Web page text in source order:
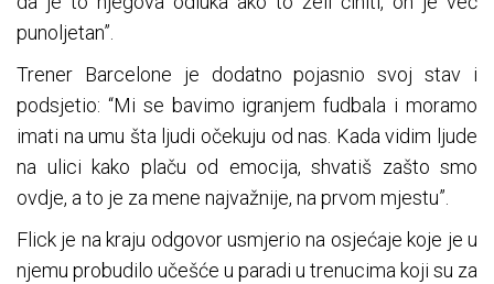
punoljetan”.
Trener Barcelone je dodatno pojasnio svoj stav i
podsjetio: “Mi se bavimo igranjem fudbala i moramo
imati na umu šta ljudi očekuju od nas. Kada vidim ljude
na ulici kako plaču od emocija, shvatiš zašto smo
ovdje, a to je za mene najvažnije, na prvom mjestu”.
Flick je na kraju odgovor usmjerio na osjećaje koje je u
njemu probudilo učešće u paradi u trenucima koji su za